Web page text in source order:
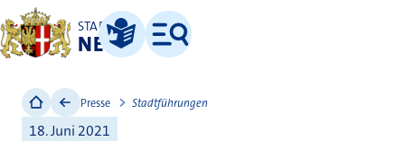
STADT
NEUSS
Leichte Sprache
Menü
Presse Stadtführungen
18. Juni 2021